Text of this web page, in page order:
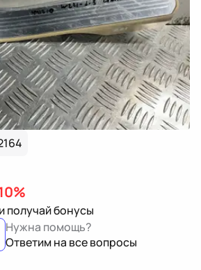
и получай бонусы
Нужна помощь?
Ответим на все вопросы